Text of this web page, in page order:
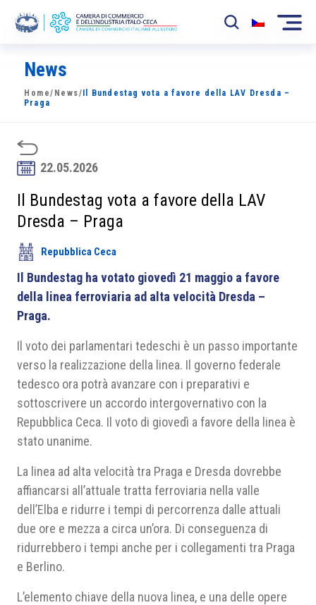
La Camera
News
Sviluppo Mercato
Soci
Partner
Progetti
Area riservata
News
Home/ News/ Il Bundestag vota a favore della LAV Dresda –
Praga
22.05.2026
Il Bundestag vota a favore della LAV
Dresda – Praga
Repubblica Ceca
Il Bundestag ha votato giovedì 21 maggio a favore
della linea ferroviaria ad alta velocità Dresda –
Praga.
Il voto dei parlamentari tedeschi è un passo importante
verso la realizzazione della linea. Il governo federale
tedesco ora potrà avanzare con i preparativi e
sottoscrivere un accordo intergovernativo con la
Repubblica Ceca. Il voto di giovedì a favore della linea è
stato unanime.
La linea ad alta velocità tra Praga e Dresda dovrebbe
affiancarsi all’attuale tratta ferroviaria nella valle
dell’Elba e ridurre i tempi di percorrenza dalle attuali
due ore e mezza a circa un’ora. Di conseguenza di
ridurrebbero i tempi anche per i collegamenti tra Praga
e Berlino.
L’elemento chiave della nuova linea, e una delle opere